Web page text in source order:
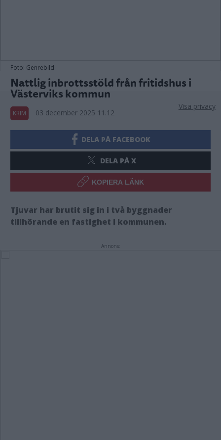
Foto: Genrebild
Nattlig inbrottsstöld från fritidshus i
Västerviks kommun
KRIM 03 december 2025 11.12
DELA PÅ FACEBOOK
DELA PÅ X
KOPIERA LÄNK
Tjuvar har brutit sig in i två byggnader
tillhörande en fastighet i kommunen.
Annons:
Visa privacy